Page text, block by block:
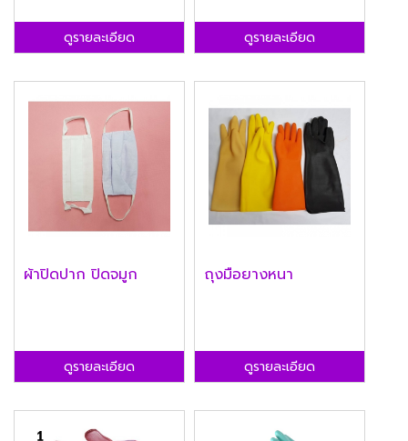
ดูรายละเอียด ดูรายละเอียด
ผ้าปิดปาก ปิดจมูก
ดูรายละเอียด
ถุงมือยางหนา
ดูรายละเอียด